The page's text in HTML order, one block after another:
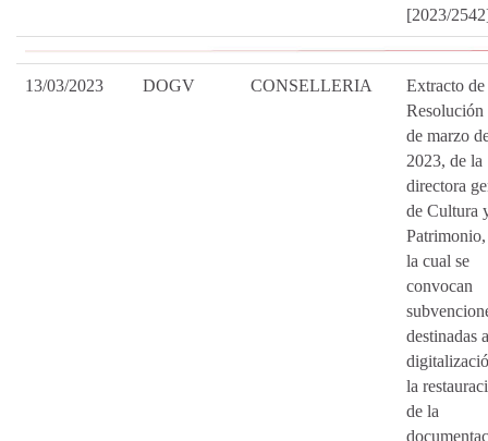
[2023/
13/03/2023 DOGV CONSELLERIA
Extracto de
Resolución
de marzo
2023, de la
directora
de Cultura
la cual se
convocan
destinadas
la
de la